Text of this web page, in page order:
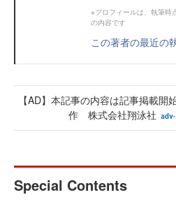
※プロフィールは、執筆時
の内容です
この著者の最近の
【AD】本記事の内容は記事掲載
作 株式会社翔泳社
Special Contents